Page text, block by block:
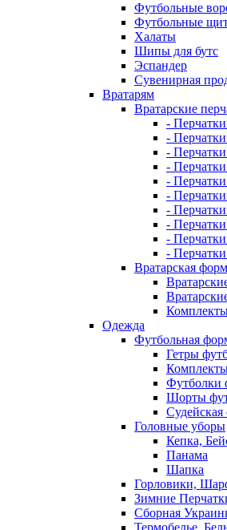
Футбольные
Футбольные
Халаты
Шипы для бутс
Эспандер
Сувенирная
Вратарям
Вратарские
-
-
-
- Перчатки
-
-
- Перчатки
-
-
-
Вратарская
Одежда
Футбольная
Гетры
Футболки
Шорты
Головные уборы
Кепка,
Панама
Шапка
Горловики,
Зимние
Сборная
Термобелье,